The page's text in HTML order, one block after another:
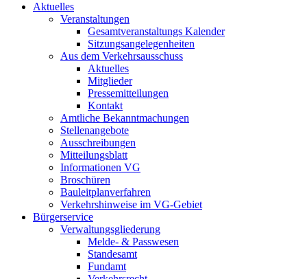
Aktuelles
Veranstaltungen
Gesamtveranstaltungs Kalender
Sitzungsangelegenheiten
Aus dem Verkehrsausschuss
Aktuelles
Mitglieder
Pressemitteilungen
Kontakt
Amtliche Bekanntmachungen
Stellenangebote
Ausschreibungen
Mitteilungsblatt
Informationen VG
Broschüren
Bauleitplanverfahren
Verkehrshinweise im VG-Gebiet
Bürgerservice
Verwaltungsgliederung
Melde- & Passwesen
Standesamt
Fundamt